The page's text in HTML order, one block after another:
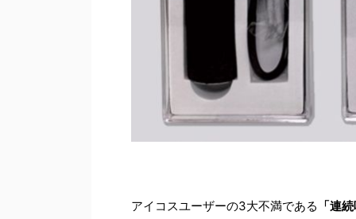
アイコスユーザーの3大不満である 「連